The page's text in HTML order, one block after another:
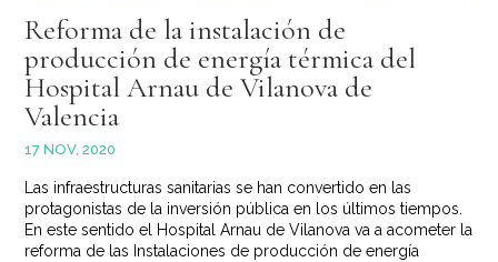
Reforma de la instalación de
producción de energía térmica del
Hospital Arnau de Vilanova de
Valencia
17 NOV, 2020
Las infraestructuras sanitarias se han convertido en las
protagonistas de la inversión pública en los últimos tiempos.
En este sentido el Hospital Arnau de Vilanova va a acometer la
reforma de las Instalaciones de producción de energía